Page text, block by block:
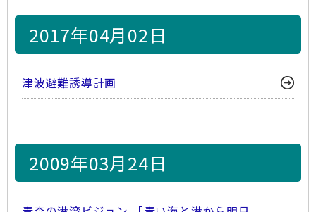
2017年04月02日
津波避難誘導計画
2009年03月24日